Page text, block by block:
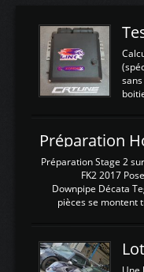
La
est
Préparation Stage 2
FK2 2017
Downpipe Décata
pièces se montent
légere découpe
negénant en